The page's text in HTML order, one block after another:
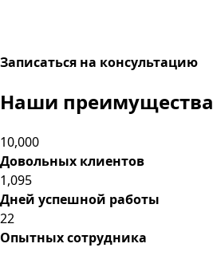
Записаться на консультацию
Наши преимущества
10,000
Довольных клиентов
1,095
Дней успешной работы
22
Опытных сотрудника